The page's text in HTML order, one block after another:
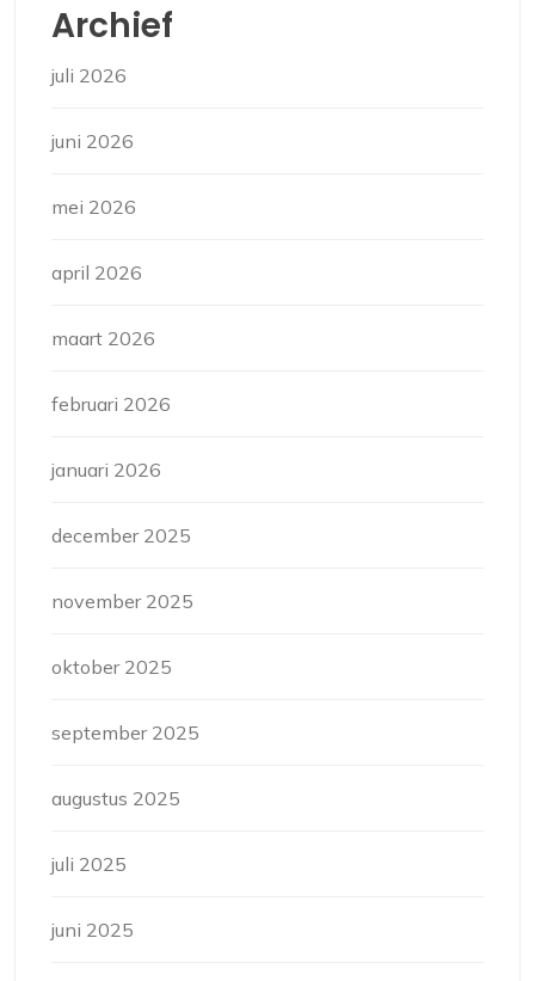
Archief
juli 2026
juni 2026
mei 2026
april 2026
maart 2026
februari 2026
januari 2026
december 2025
november 2025
oktober 2025
september 2025
augustus 2025
juli 2025
juni 2025